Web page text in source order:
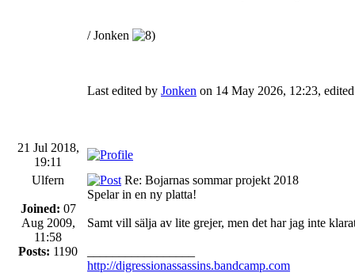
/ Jonken
Last edited by Jonken on 14 May 2026, 12:23,
21 Jul 2018,
19:11
Ulfern
Joined: 07
Aug 2009,
11:58
Posts: 1190
Re: Bojarnas sommar projekt 2018
Spelar in en ny platta!
Samt vill sälja av lite grejer, men det har jag inte
http://digressionassassins.bandcamp.com